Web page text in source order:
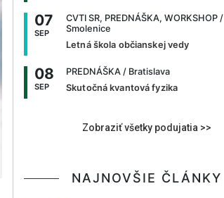
07
SEP
CVTI SR, PREDNÁŠKA, WORKSHOP /
Smolenice
Letná škola občianskej vedy
08
SEP
PREDNÁŠKA / Bratislava
Skutočná kvantová fyzika
Zobraziť všetky podujatia >>
NAJNOVŠIE ČLÁNKY